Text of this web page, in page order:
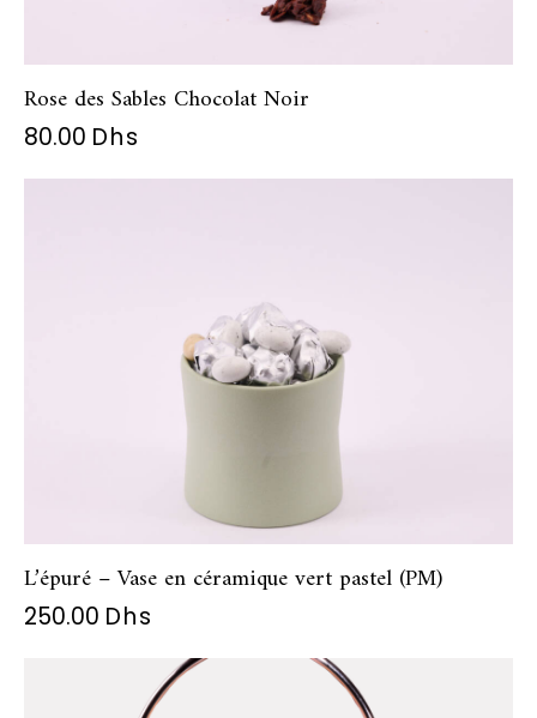
Rose des Sables Chocolat Noir
80.00 Dhs
L’épuré – Vase en céramique vert pastel (PM)
250.00 Dhs